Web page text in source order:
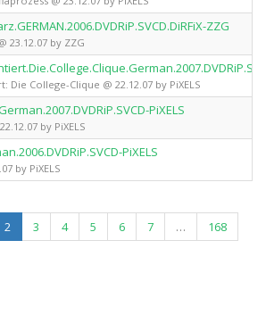
ZZG
23.12.07 by ZZG
College-Clique @ 22.12.07 by PiXELS
PiXELS
by PiXELS
PiXELS
by PiXELS
2 (current)
3 4 5 6 7 …
168